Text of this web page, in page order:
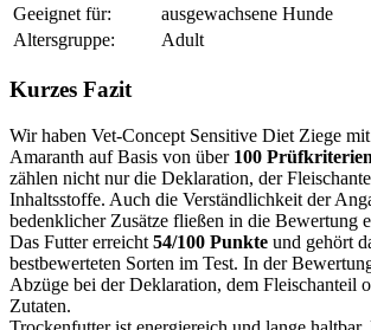
Geeignet für:
ausgewachsene Hunde
Altersgruppe:
Adult
Kurzes Fazit
Wir haben Vet-Concept Sensitive Diet Ziege
Amaranth auf Basis von über 100 Prüfkriterien
zählen nicht nur die Deklaration, der
Inhaltsstoffe. Auch die Verständlichkeit der
bedenklicher Zusätze fließen in die Bewertung
Das Futter erreicht 54/100 Punkte und gehört
bestbewerteten Sorten im Test. In der
Abzüge bei der Deklaration, dem Fleischanteil
Zutaten.